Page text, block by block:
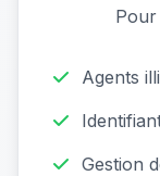
Pour
Agents
Gestion